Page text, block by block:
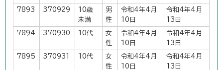
7893 370929
10歳
未満
男
性
令和4年4月
10日
令和4年4月
13日
7894 370930 10代
女
性
令和4年4月
10日
令和4年4月
13日
7895 370931 10代
女
性
令和4年4月
10日
令和4年4月
13日